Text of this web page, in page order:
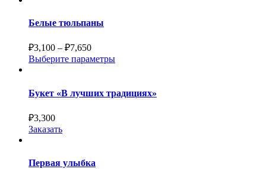
Белые тюльпаны
₽3,100 – ₽7,650
Выберите параметры
Букет «В лучших традициях»
₽3,300
Заказать
Первая улыбка